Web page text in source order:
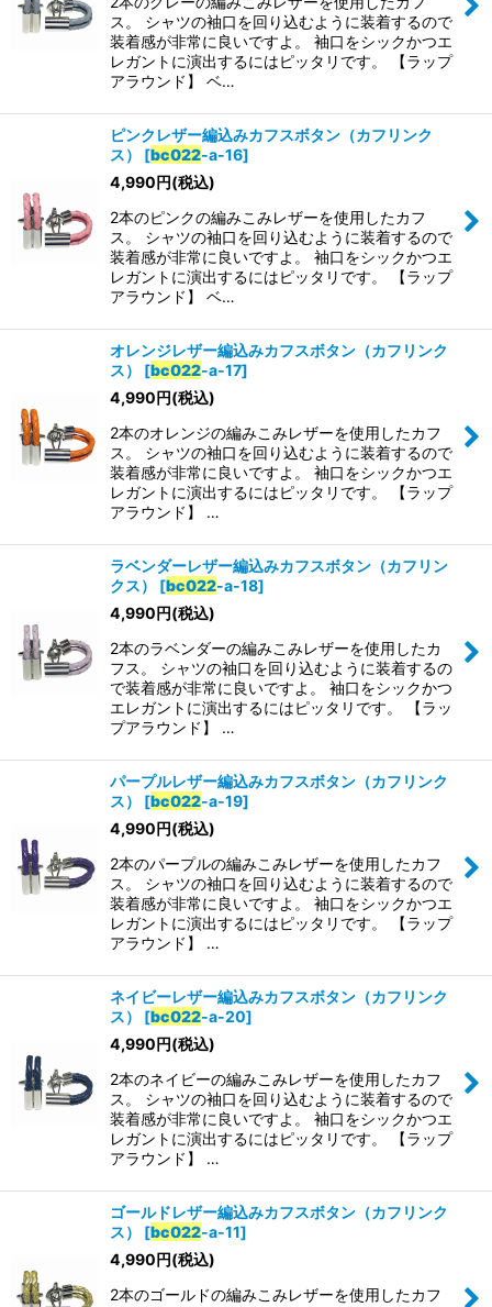
ス。 シャツの袖口を回り込むように装着するので
装着感が非常に良いですよ。 袖口をシックかつエ
レガントに演出するにはピッタリです。 【ラップ
アラウンド】 ベ…
ピンクレザー編込みカフスボタン（カフリンク
ス）
[bc022-a-16]
4,990円(税込)
2本のピンクの編みこみレザーを使用したカフ
ス。 シャツの袖口を回り込むように装着するので
装着感が非常に良いですよ。 袖口をシックかつエ
レガントに演出するにはピッタリです。 【ラップ
アラウンド】 ベ…
オレンジレザー編込みカフスボタン（カフリンク
ス）
[bc022-a-17]
4,990円(税込)
2本のオレンジの編みこみレザーを使用したカフ
ス。 シャツの袖口を回り込むように装着するので
装着感が非常に良いですよ。 袖口をシックかつエ
レガントに演出するにはピッタリです。 【ラップ
アラウンド】 …
ラベンダーレザー編込みカフスボタン（カフリン
クス）
[bc022-a-18]
4,990円(税込)
2本のラベンダーの編みこみレザーを使用したカ
フス。 シャツの袖口を回り込むように装着するの
で装着感が非常に良いですよ。 袖口をシックかつ
エレガントに演出するにはピッタリです。 【ラッ
プアラウンド】 …
パープルレザー編込みカフスボタン（カフリンク
ス）
[bc022-a-19]
4,990円(税込)
2本のパープルの編みこみレザーを使用したカフ
ス。 シャツの袖口を回り込むように装着するので
装着感が非常に良いですよ。 袖口をシックかつエ
レガントに演出するにはピッタリです。 【ラップ
アラウンド】 …
ネイビーレザー編込みカフスボタン（カフリンク
ス）
[bc022-a-20]
4,990円(税込)
2本のネイビーの編みこみレザーを使用したカフ
ス。 シャツの袖口を回り込むように装着するので
装着感が非常に良いですよ。 袖口をシックかつエ
レガントに演出するにはピッタリです。 【ラップ
アラウンド】 …
ゴールドレザー編込みカフスボタン（カフリンク
ス）
[bc022-a-11]
4,990円(税込)
2本のゴールドの編みこみレザーを使用したカフ